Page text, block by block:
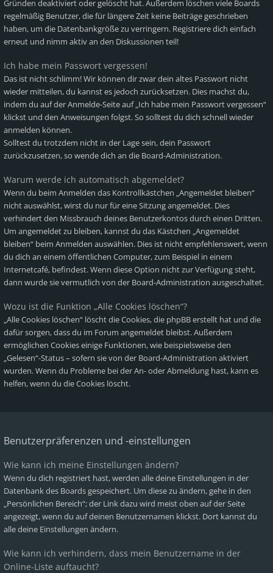
Gründen deaktiviert oder gelöscht hat. Außerdem löschen viele Boards
regelmäßig Benutzer, die für längere Zeit keine Beiträge geschrieben
haben, um die Datenbankgröße zu verringern. Registriere dich einfach
erneut und nimm aktiv an den Diskussionen teil!
Ich habe mein Passwort vergessen!
Das ist nicht schlimm! Wir können dir zwar dein altes Passwort nicht
wieder mitteilen, du kannst es jedoch zurücksetzen. Dies machst du,
indem du auf der Anmelde-Seite auf „Ich habe mein Passwort vergessen“
klickst und den Anweisungen folgst. So solltest du dich schnell wieder
anmelden können.
Solltest du trotzdem nicht in der Lage sein, dein Passwort
zurückzusetzen, so wende dich an die Board-Administration.
Warum werde ich automatisch abgemeldet?
Wenn du beim Anmelden das Kontrollkästchen „Angemeldet bleiben“
nicht auswählst, wirst du nur für eine Sitzung angemeldet. Dies
verhindert den Missbrauch deines Benutzerkontos durch einen Dritten.
Um angemeldet zu bleiben, kannst du das Kästchen „Angemeldet
bleiben“ beim Anmelden auswählen. Dies ist nicht empfehlenswert, wenn
du dich an einem öffentlichen Computer, zum Beispiel in einem
Internetcafé, befindest. Wenn diese Option nicht zur Verfügung steht,
dann wurde sie vermutlich von der Board-Administration ausgeschaltet.
Wozu ist die Funktion „Alle Cookies löschen“?
„Alle Cookies löschen“ löscht die Cookies, die phpBB erstellt hat und die
dafür sorgen, dass du im Forum angemeldet bleibst. Außerdem
ermöglichen Cookies einige Funktionen, wie beispielsweise den
„Gelesen“-Status – sofern sie von der Board-Administration aktiviert
wurden. Wenn du Probleme bei der An- oder Abmeldung hast, kann es
helfen, wenn du die Cookies löscht.
Benutzerpräferenzen und -einstellungen
Wie kann ich meine Einstellungen ändern?
Wenn du dich registriert hast, werden alle deine Einstellungen in der
Datenbank des Boards gespeichert. Um diese zu ändern, gehe in den
„Persönlichen Bereich“; der Link dazu wird meist oben auf der Seite
angezeigt, wenn du auf deinen Benutzernamen klickst. Dort kannst du
alle deine Einstellungen ändern.
Wie kann ich verhindern, dass mein Benutzername in der
Online-Liste auftaucht?